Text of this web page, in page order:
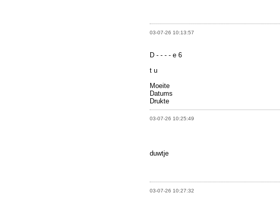
03-07-26 10:13:57
D - - - - e 6
t u
Moeite
Datums
Drukte
03-07-26 10:25:49
duwtje
03-07-26 10:27:32